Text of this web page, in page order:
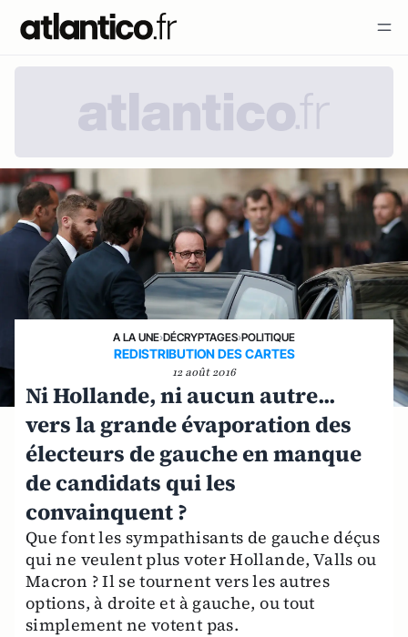
A LA UNE›DÉCRYPTAGES›POLITIQUE
REDISTRIBUTION DES CARTES
12 août 2016
Ni Hollande, ni aucun autre...
vers la grande évaporation des
électeurs de gauche en manque
de candidats qui les
convainquent ?
Que font les sympathisants de gauche déçus
qui ne veulent plus voter Hollande, Valls ou
Macron ? Il se tournent vers les autres
options, à droite et à gauche, ou tout
simplement ne votent pas.